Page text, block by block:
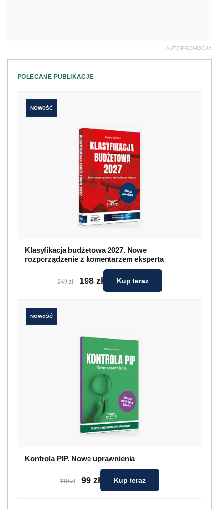
AUTOPROMOCJA
POLECANE PUBLIKACJE
NOWOŚĆ
Klasyfikacja budżetowa 2027. Nowe
rozporządzenie z komentarzem eksperta
249 zł 198 zł Kup teraz
NOWOŚĆ
Kontrola PIP. Nowe uprawnienia
119 zł 99 zł Kup teraz